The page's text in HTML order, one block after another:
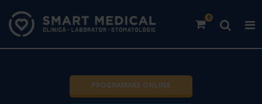
0
PROGRAMARE ONLINE